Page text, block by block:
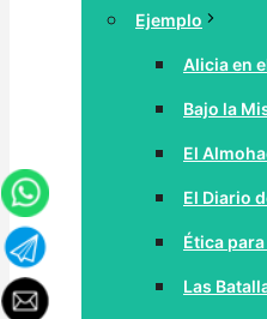
Ejemplo
Alicia en
Bajo la
El
El Diario
Ética
Las